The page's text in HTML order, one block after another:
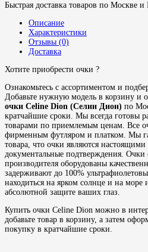
Быстрая доставка товаров по Москве и
Описание
Характеристики
Отзывы (0)
Доставка
Хотите приобрести очки ?
Ознакомьтесь с ассортиментом и
Добавьте нужную модель в корзину и
очки Celine Dion (Селин Дион) по
кратчайшие сроки. Мы всегда готовы
товарами по приемлемым ценам. Все
фирменным футляром и платком. Мы
товара, что очки являются
документальные подтверждения. Очки
производителя оборудованы
задерживают до 100%
находиться на ярком солнце и на
абсолютной защите ваших глаз.
Купить очки Celine Dion можно в
добавьте товар в корзину, а затем
покупку в кратчайшие сроки.